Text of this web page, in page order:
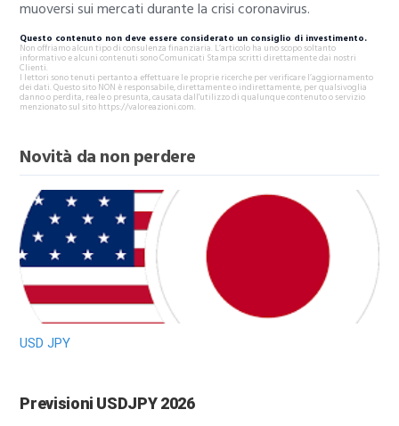
muoversi sui mercati durante la crisi coronavirus.
Questo contenuto non deve essere considerato un consiglio di investimento.
Non offriamo alcun tipo di consulenza finanziaria. L’articolo ha uno scopo soltanto
informativo e alcuni contenuti sono Comunicati Stampa scritti direttamente dai nostri
Clienti.
I lettori sono tenuti pertanto a effettuare le proprie ricerche per verificare l’aggiornamento
dei dati. Questo sito NON è responsabile, direttamente o indirettamente, per qualsivoglia
danno o perdita, reale o presunta, causata dall'utilizzo di qualunque contenuto o servizio
menzionato sul sito https://valoreazioni.com.
Novità da non perdere
USD JPY
Previsioni USDJPY 2026